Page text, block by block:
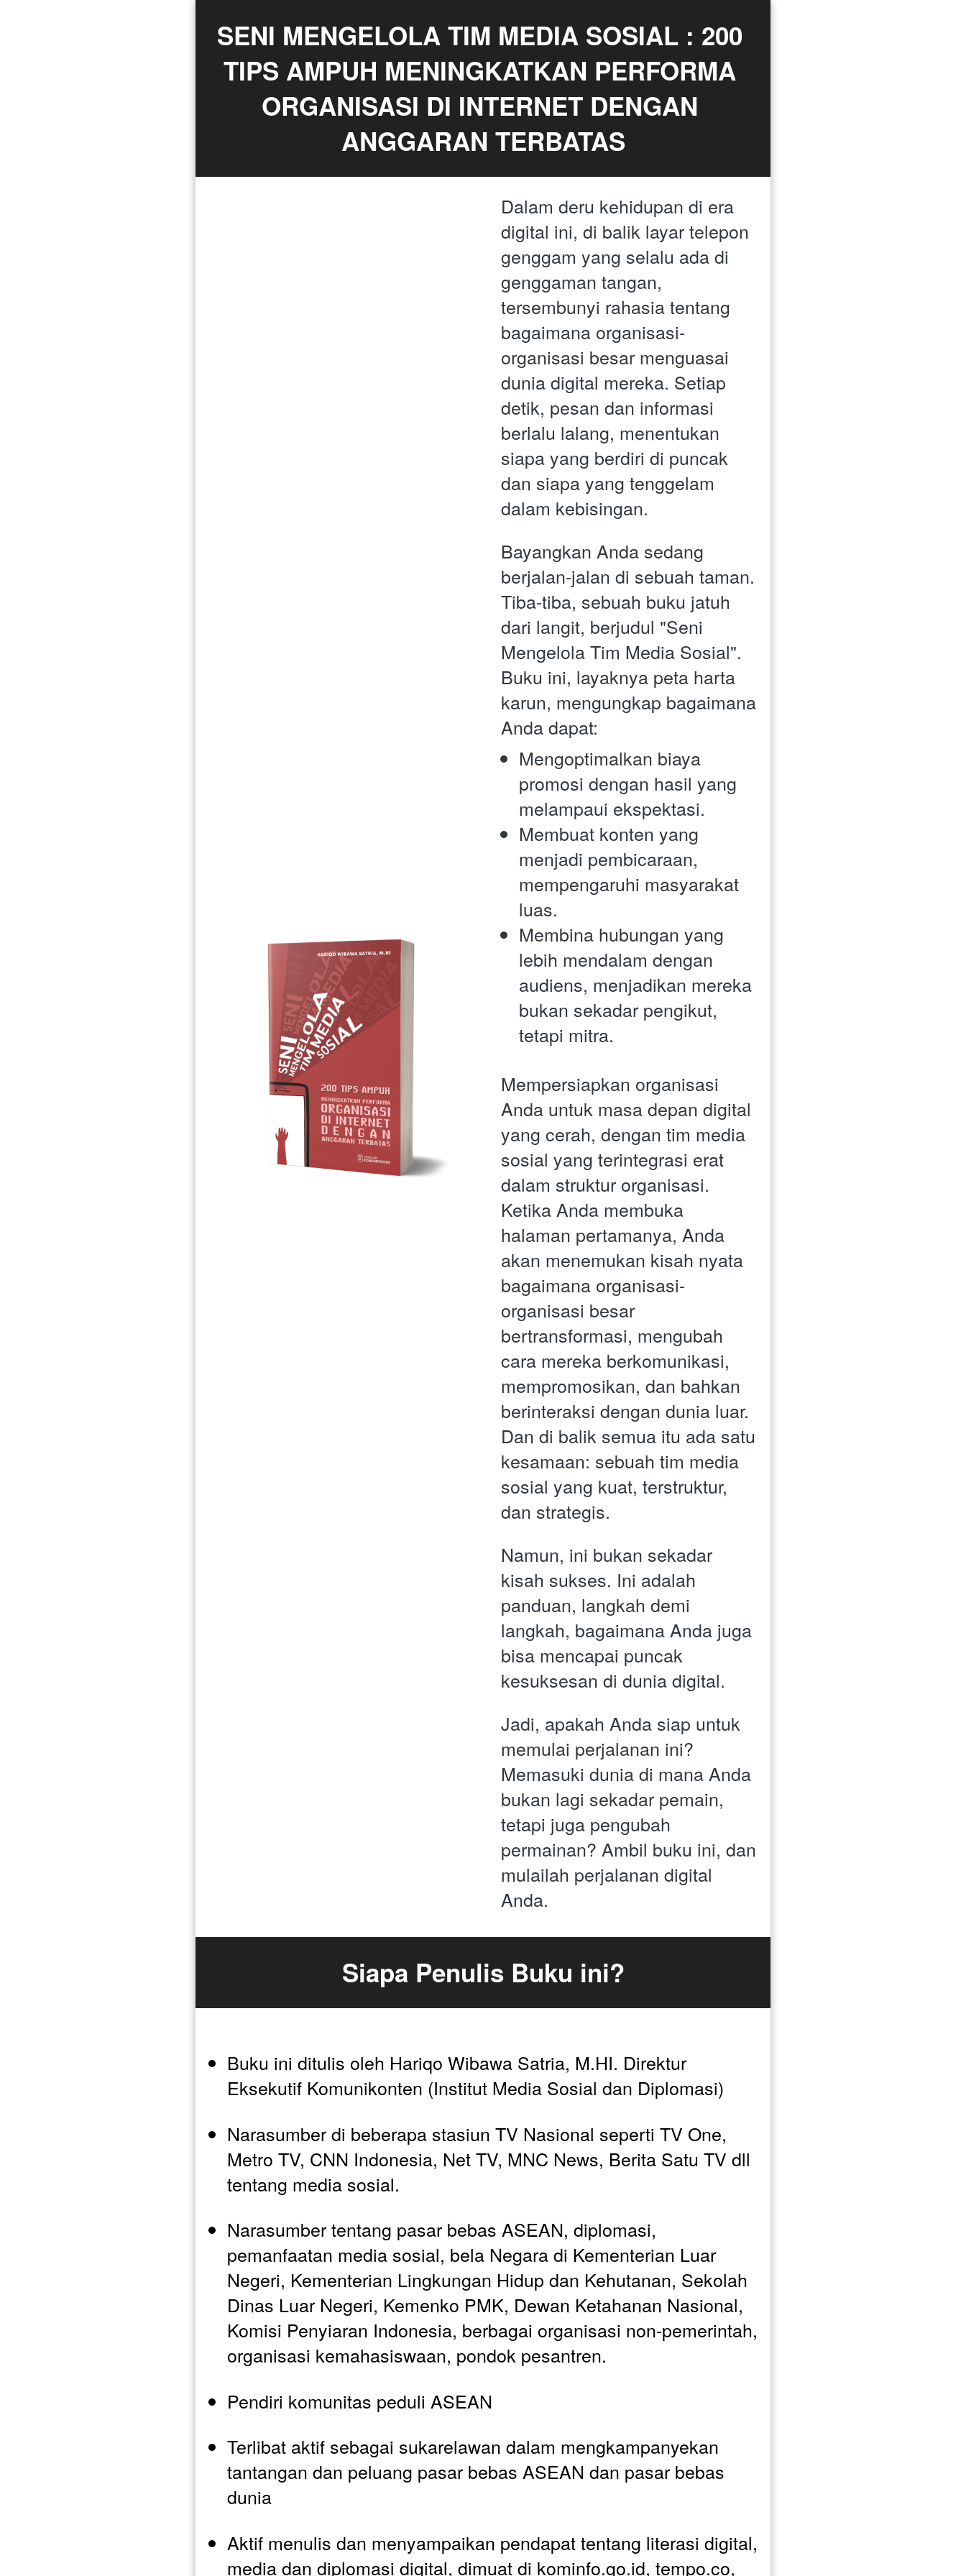
SENI MENGELOLA TIM MEDIA SOSIAL : 200
TIPS AMPUH MENINGKATKAN PERFORMA
ORGANISASI DI INTERNET DENGAN
ANGGARAN TERBATAS
Dalam deru kehidupan di era
digital ini, di balik layar telepon
genggam yang selalu ada di
genggaman tangan,
tersembunyi rahasia tentang
bagaimana organisasi-
organisasi besar menguasai
dunia digital mereka. Setiap
detik, pesan dan informasi
berlalu lalang, menentukan
siapa yang berdiri di puncak
dan siapa yang tenggelam
dalam kebisingan.
Bayangkan Anda sedang
berjalan-jalan di sebuah taman.
Tiba-tiba, sebuah buku jatuh
dari langit, berjudul "Seni
Mengelola Tim Media Sosial".
Buku ini, layaknya peta harta
karun, mengungkap bagaimana
Anda dapat:
Mengoptimalkan biaya
promosi dengan hasil yang
melampaui ekspektasi.
Membuat konten yang
menjadi pembicaraan,
mempengaruhi masyarakat
luas.
Membina hubungan yang
lebih mendalam dengan
audiens, menjadikan mereka
bukan sekadar pengikut,
tetapi mitra.
Mempersiapkan organisasi
Anda untuk masa depan digital
yang cerah, dengan tim media
sosial yang terintegrasi erat
dalam struktur organisasi.
Ketika Anda membuka
halaman pertamanya, Anda
akan menemukan kisah nyata
bagaimana organisasi-
organisasi besar
bertransformasi, mengubah
cara mereka berkomunikasi,
mempromosikan, dan bahkan
berinteraksi dengan dunia luar.
Dan di balik semua itu ada satu
kesamaan: sebuah tim media
sosial yang kuat, terstruktur,
dan strategis.
Namun, ini bukan sekadar
kisah sukses. Ini adalah
panduan, langkah demi
langkah, bagaimana Anda juga
bisa mencapai puncak
kesuksesan di dunia digital.
Jadi, apakah Anda siap untuk
memulai perjalanan ini?
Memasuki dunia di mana Anda
bukan lagi sekadar pemain,
tetapi juga pengubah
permainan? Ambil buku ini, dan
mulailah perjalanan digital
Anda.
Siapa Penulis Buku ini?
Buku ini ditulis oleh Hariqo Wibawa Satria, M.HI. Direktur
Eksekutif Komunikonten (Institut Media Sosial dan Diplomasi)
Narasumber di beberapa stasiun TV Nasional seperti TV One,
Metro TV, CNN Indonesia, Net TV, MNC News, Berita Satu TV dll
tentang media sosial.
Narasumber tentang pasar bebas ASEAN, diplomasi,
pemanfaatan media sosial, bela Negara di Kementerian Luar
Negeri, Kementerian Lingkungan Hidup dan Kehutanan, Sekolah
Dinas Luar Negeri, Kemenko PMK, Dewan Ketahanan Nasional,
Komisi Penyiaran Indonesia, berbagai organisasi non-pemerintah,
organisasi kemahasiswaan, pondok pesantren.
Pendiri komunitas peduli ASEAN
Terlibat aktif sebagai sukarelawan dalam mengkampanyekan
tantangan dan peluang pasar bebas ASEAN dan pasar bebas
dunia
Aktif menulis dan menyampaikan pendapat tentang literasi digital,
media dan diplomasi digital, dimuat di kominfo.go.id, tempo.co,